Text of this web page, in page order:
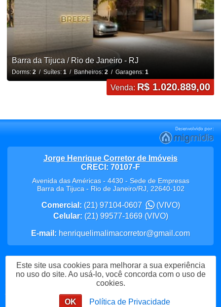
Barra da Tijuca / Rio de Janeiro - RJ
Dorms: 2/ Suítes: 1 / Banheiros: 2/ Garagens: 1
Venda: R$ 1.020.889,00
Me Chame no WhatsApp
Jorge Henrique Corretor de Imóveis
CRECI: 70107-F
Avenida das Américas - 4430 - Sede de Empresas
Barra da Tijuca- Rio de Janeiro/RJ, 22640-102
Comercial: (21) 97104-0607
(VIVO)
Celular: (21) 99577-1669(VIVO)
E-mail: henriquelimalimacorretor@gmail.com
Política de Privacidade
Este site usa cookies para melhorar a sua experiência
no uso do site. Ao usá-lo, você concorda com o uso de
cookies.
OK Política de Privacidade